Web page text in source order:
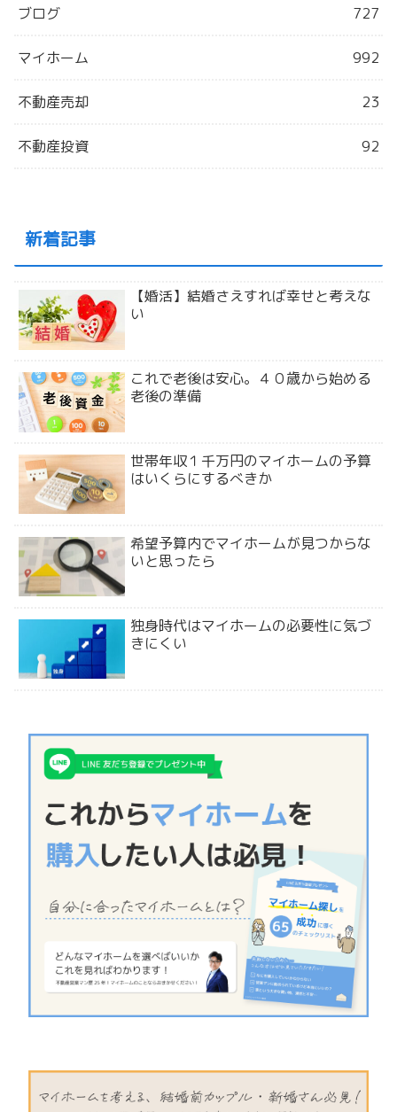
ブログ 727
マイホーム 992
不動産売却 23
不動産投資 92
新着記事
【婚活】結婚さえすれば幸せと考えな
い
これで老後は安心。４０歳から始める
老後の準備
世帯年収１千万円のマイホームの予算
はいくらにするべきか
希望予算内でマイホームが見つからな
いと思ったら
独身時代はマイホームの必要性に気づ
きにくい